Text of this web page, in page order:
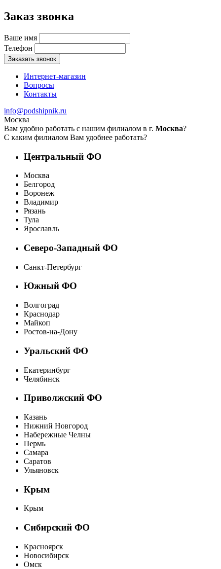
Заказ звонка
Ваше имя
Телефон
Заказать звонок
Интернет-магазин
Вопросы
Контакты
info@podshipnik.ru
Москва
Вам удобно работать с нашим филиалом в г. Москва?
С каким филиалом Вам удобнее работать?
Центральный ФО
Москва
Белгород
Воронеж
Владимир
Рязань
Тула
Ярославль
Северо-Западный ФО
Санкт-Петербург
Южный ФО
Волгоград
Краснодар
Майкоп
Ростов-на-Дону
Уральский ФО
Екатеринбург
Челябинск
Приволжский ФО
Казань
Нижний Новгород
Набережные Челны
Пермь
Самара
Саратов
Ульяновск
Крым
Крым
Сибирский ФО
Красноярск
Новосибирск
Омск